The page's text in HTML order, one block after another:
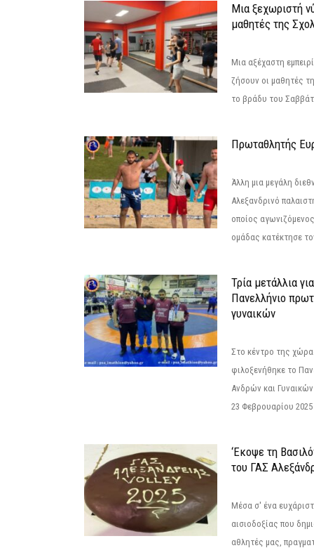
Μια ξεχωριστή
μαθητές της
Μια αξέχαστη
ζήσουν οι μαθητές
το βράδυ του
Πρωταθλητής
Άλλη μια μεγάλη
Αλεξανδρινό
οποίος
ομάδας κατέκτησε
Τρία μετάλλια
Πανελλήνιο
γυναικών
Στο κέντρο της
φιλοξενήθηκε το
Ανδρών και
23 Φεβρουαρίου
‘Εκοψε τη
του ΓΑΣ
Μέσα σ' ένα
αισιοδοξίας που
αθλητές μας,